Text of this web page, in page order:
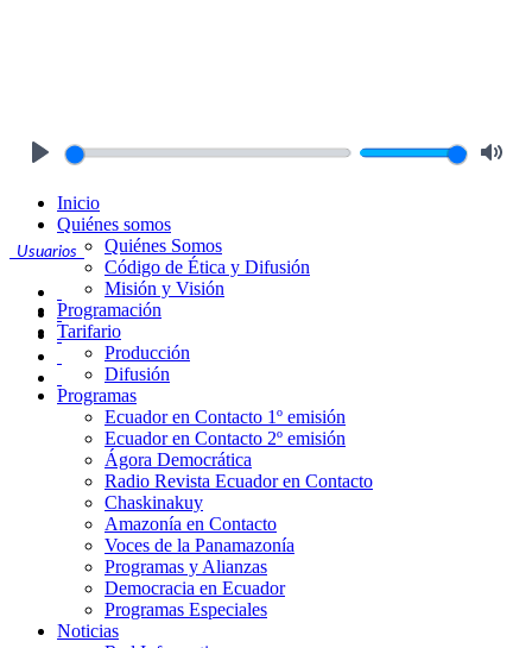
Usuarios
Inicio
Quiénes somos
Quiénes Somos
Código de Ética y Difusión
Misión y Visión
Programación
Tarifario
Producción
Difusión
Programas
Ecuador en Contacto 1º emisión
Ecuador en Contacto 2º emisión
Ágora Democrática
Radio Revista Ecuador en Contacto
Chaskinakuy
Amazonía en Contacto
Voces de la Panamazonía
Programas y Alianzas
Democracia en Ecuador
Programas Especiales
Noticias